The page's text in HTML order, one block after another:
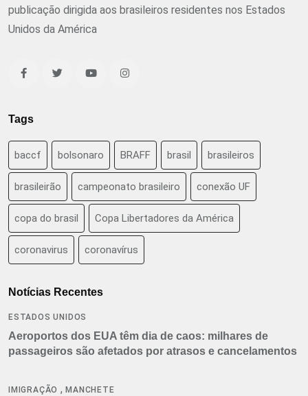
publicação dirigida aos brasileiros residentes nos Estados
Unidos da América
Tags
baccf bolsonaro BRAFF brasil brasileiros
brasileirão campeonato brasileiro conexão UF
copa do brasil Copa Libertadores da América
coronavirus coronavírus
Notícias Recentes
ESTADOS UNIDOS
Aeroportos dos EUA têm dia de caos: milhares de
passageiros são afetados por atrasos e cancelamentos
IMIGRAÇÃO ,MANCHETE